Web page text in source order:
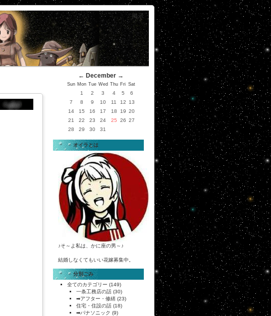
掲示
← December →
Sun Mon Tue Wed Thu Fri Sat
1 2 3 4 5
6
7
8 9 10 11 12
13
14
15 16 17 18 19 20
21
22 23 24 25 26 27
28
29 30 31
オイラとは
♪そ～よ私は、かに座の男～♪
結婚しなくてもいい花嫁募集中。
分別ごみ
全てのカテゴリー (149)
一条工務店の話 (30)
➡アフター・修繕 (23)
住宅・住設の話 (18)
➡パナソニック (9)